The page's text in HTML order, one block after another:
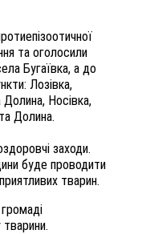
та оголосили
Бугаївка, а до
Лозівка,
Долина, Носівка,
Долина.
заходи.
буде проводити
тварин.